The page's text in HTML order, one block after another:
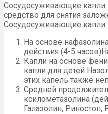
Сосудосуживающие капли
средство для снятия
Сосудосуживающие капли
На основе
действия (4-5
Капли на основе
капли для детей
этих капель также
Средней
ксилометазолина
Галазолин, Риностоп,